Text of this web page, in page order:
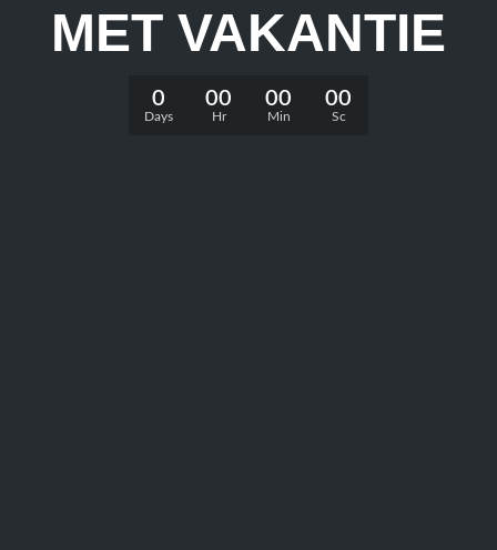
MET VAKANTIE
0
Days
00
Hr
00
Min
00
Sc